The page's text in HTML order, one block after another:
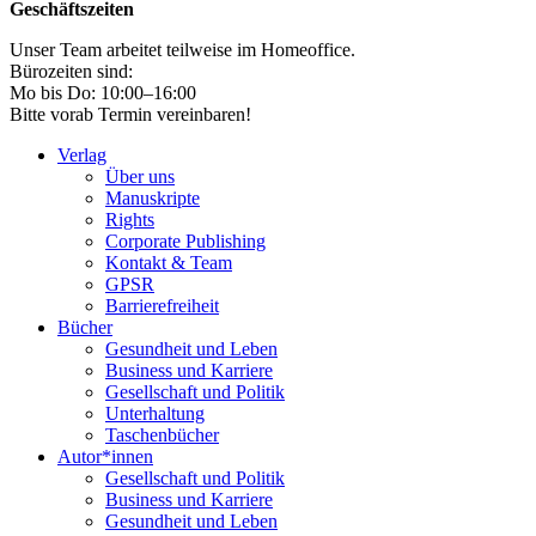
Geschäftszeiten
Unser Team arbeitet teilweise im Homeoffice.
Bürozeiten sind:
Mo bis Do: 10:00–16:00
Bitte vorab Termin vereinbaren!
Verlag
Über uns
Manuskripte
Rights
Corporate Publishing
Kontakt & Team
GPSR
Barrierefreiheit
Bücher
Gesundheit und Leben
Business und Karriere
Gesellschaft und Politik
Unterhaltung
Taschenbücher
Autor*innen
Gesellschaft und Politik
Business und Karriere
Gesundheit und Leben